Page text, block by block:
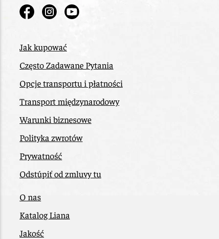
Jak kupować
Często Zadawane Pytania
Opcje transportu i płatności
Transport międzynarodowy
Warunki biznesowe
Polityka zwrotów
Prywatność
Odstúpiť od zmluvy tu
O nas
Katalog Liana
Jakość